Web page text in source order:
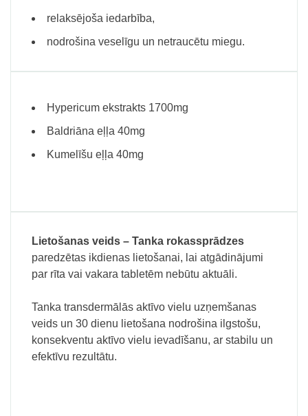
relaksējoša iedarbība,
nodrošina veselīgu un netraucētu miegu.
Hypericum ekstrakts 1700mg
Baldriāna eļļa 40mg
Kumelīšu eļļa 40mg
Lietošanas veids – Tanka rokassprādzes
paredzētas ikdienas lietošanai, lai atgādinājumi
par rīta vai vakara tabletēm nebūtu aktuāli.
Tanka transdermālās aktīvo vielu uzņemšanas
veids un 30 dienu lietošana nodrošina ilgstošu,
konsekventu aktīvo vielu ievadīšanu, ar stabilu un
efektīvu rezultātu.